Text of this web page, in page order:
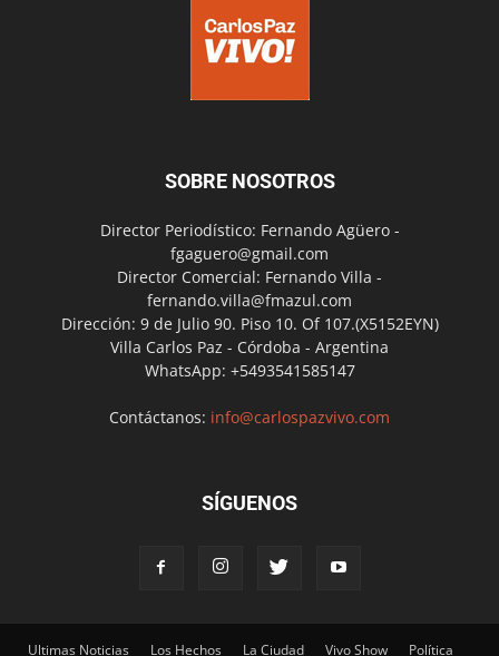
SOBRE NOSOTROS
Director Periodístico: Fernando Agüero -
fgaguero@gmail.com
Director Comercial: Fernando Villa -
fernando.villa@fmazul.com
Dirección: 9 de Julio 90. Piso 10. Of 107.(X5152EYN)
Villa Carlos Paz - Córdoba - Argentina
WhatsApp: +5493541585147
Contáctanos: info@carlospazvivo.com
SÍGUENOS
Ultimas Noticias Los Hechos La Ciudad Vivo Show Política